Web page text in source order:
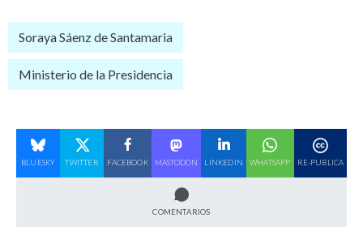
Soraya Sáenz de Santamaria
Ministerio de la Presidencia
BLUESKY TWITTER FACEBOOK MASTODON LINKEDIN WHATSAPP RE-PUBLICA
COMENTARIOS